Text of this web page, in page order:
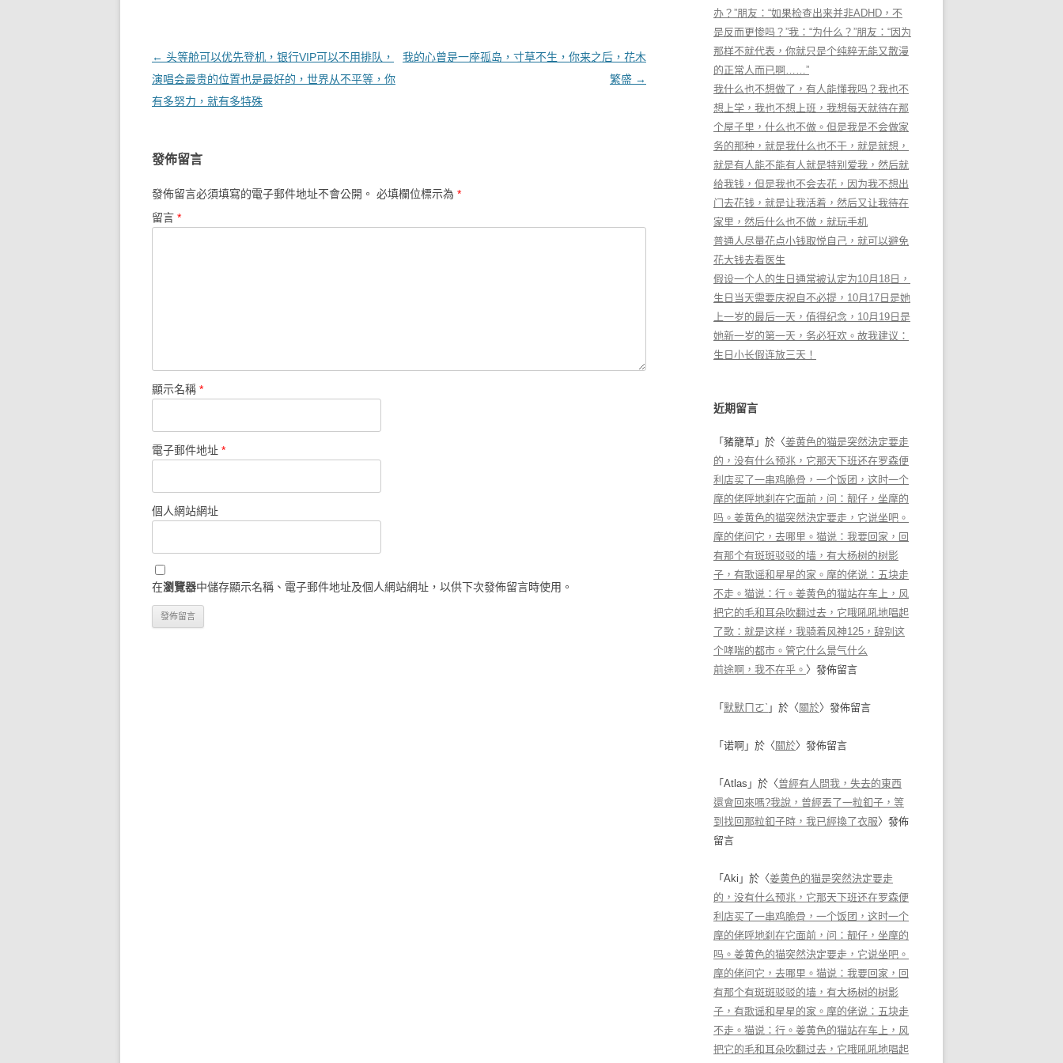
文章導覽
← 头等舱可以优先登机，银行VIP可以不用排队，
演唱会最贵的位置也是最好的，世界从不平等，你
有多努力，就有多特殊
我的心曾是一座孤岛，寸草不生，你来之后，花木
繁盛 →
發佈留言
發佈留言必須填寫的電子郵件地址不會公開。 必填欄位標示為 *
留言 *
顯示名稱 *
電子郵件地址 *
個人網站網址
在瀏覽器中儲存顯示名稱、電子郵件地址及個人網站網址，以供下次發佈留言時使用。
办？”朋友：“如果检查出来并非ADHD，不
是反而更惨吗？”我：“为什么？”朋友：“因为
那样不就代表，你就只是个纯粹无能又散漫
的正常人而已啊……”
我什么也不想做了，有人能懂我吗？我也不
想上学，我也不想上班，我想每天就待在那
个屋子里，什么也不做。但是我是不会做家
务的那种，就是我什么也不干，就是就想，
就是有人能不能有人就是特别爱我，然后就
给我钱，但是我也不会去花，因为我不想出
门去花钱，就是让我活着，然后又让我待在
家里，然后什么也不做，就玩手机
普通人尽量花点小钱取悦自己，就可以避免
花大钱去看医生
假设一个人的生日通常被认定为10月18日，
生日当天需要庆祝自不必提，10月17日是她
上一岁的最后一天，值得纪念，10月19日是
她新一岁的第一天，务必狂欢。故我建议：
生日小长假连放三天！
近期留言
「 豬籠草 」於〈姜黄色的猫是突然決定要走
的，没有什么预兆，它那天下班还在罗森便
利店买了一串鸡脆骨，一个饭团，这时一个
摩的佬呼地刹在它面前，问：靓仔，坐摩的
吗。姜黄色的猫突然決定要走，它说坐吧。
摩的佬问它，去哪里。猫说：我要回家，回
有那个有斑斑驳驳的墙，有大杨树的树影
子，有歌谣和星星的家。摩的佬说：五块走
不走。猫说：行。姜黄色的猫站在车上，风
把它的毛和耳朵吹翻过去，它哦吼吼地唱起
了歌：就是这样，我骑着风神125，辞别这
个哮喘的都市。管它什么景气什么
前途啊，我不在乎。 〉發佈留言
「 默默ㄇㄛˋ 」於〈 關於〉發佈留言
「 诺啊 」於〈 關於〉發佈留言
「 Atlas 」於〈曾經有人問我，失去的東西
還會回來嗎?我說，曾經丟了一粒釦子，等
到找回那粒釦子時，我已經換了衣服〉發佈
留言
「 Aki 」於〈姜黄色的猫是突然決定要走
的，没有什么预兆，它那天下班还在罗森便
利店买了一串鸡脆骨，一个饭团，这时一个
摩的佬呼地刹在它面前，问：靓仔，坐摩的
吗。姜黄色的猫突然決定要走，它说坐吧。
摩的佬问它，去哪里。猫说：我要回家，回
有那个有斑斑驳驳的墙，有大杨树的树影
子，有歌谣和星星的家。摩的佬说：五块走
不走。猫说：行。姜黄色的猫站在车上，风
把它的毛和耳朵吹翻过去，它哦吼吼地唱起